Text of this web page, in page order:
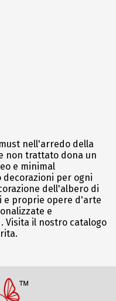
nell'arredo della
non trattato dona un
e minimal
per ogni
dell'albero di
e proprie opere d'arte
e
Visita il nostro catalogo